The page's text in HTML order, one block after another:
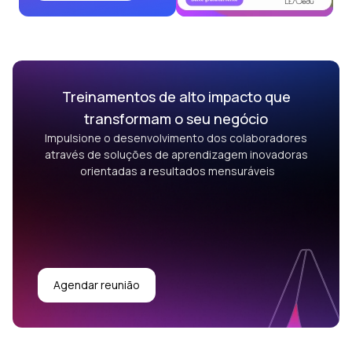
Treinamentos de alto impacto que
transformam o seu negócio
Impulsione o desenvolvimento dos colaboradores
através de soluções de aprendizagem inovadoras
orientadas a resultados mensuráveis
Agendar reunião